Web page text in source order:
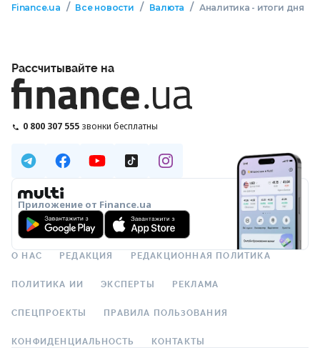
Finance.ua / Все новости / Валюта / Аналитика - итоги дня
Рассчитывайте на
0 800 307 555 звонки бесплатны
Приложение от Finance.ua
О НАС РЕДАКЦИЯ РЕДАКЦИОННАЯ ПОЛИТИКА
ПОЛИТИКА ИИ ЭКСПЕРТЫ РЕКЛАМА
СПЕЦПРОЕКТЫ ПРАВИЛА ПОЛЬЗОВАНИЯ
КОНФИДЕНЦИАЛЬНОСТЬ КОНТАКТЫ